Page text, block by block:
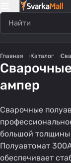
Главная Каталог
ампер
Сварочные
большой толщины
Полуавтомат
обеспечивает